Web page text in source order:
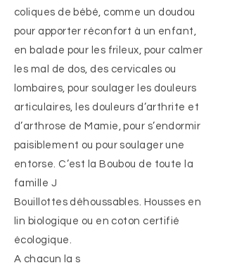
coliques de bébé, comme un doudou
pour apporter réconfort à un enfant,
en balade pour les frileux, pour calmer
les mal de dos, des cervicales ou
lombaires, pour soulager les douleurs
articulaires, les douleurs d’arthrite et
d’arthrose de Mamie, pour s’endormir
paisiblement ou pour soulager une
entorse. C’est la Boubou de toute la
famille J
Bouillottes déhoussables. Housses en
lin biologique ou en coton certifié
écologique.
A chacun la s